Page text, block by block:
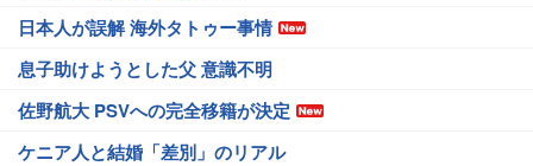
日本人が誤解 海外タトゥー事情
息子助けようとした父 意識不明
佐野航大 PSVへの完全移籍が決定
ケニア人と結婚「差別」のリアル